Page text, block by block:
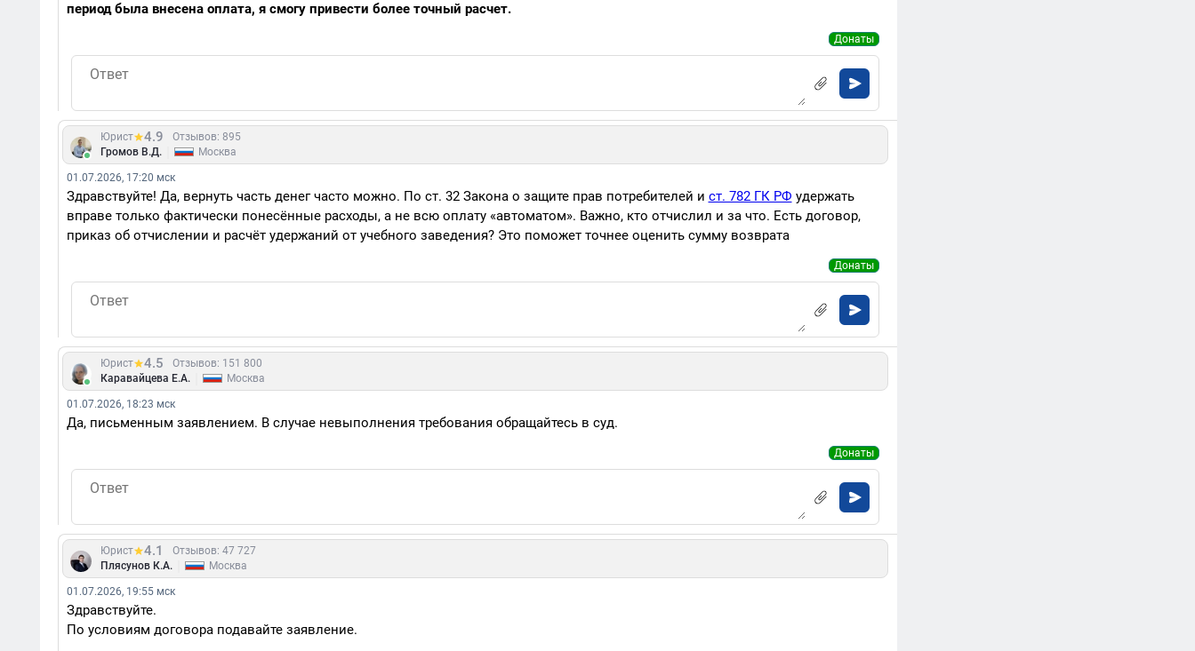
период была внесена оплата, я смогу привести более точный расчет.
Донаты
Юрист 4.9
Отзывов: 895
Громов В.Д.
Москва
01.07.2026, 17:20 мск
Здравствуйте! Да, вернуть часть денег часто можно. По ст. 32 Закона о защите прав потребителей и ст. 782 ГК РФ удержать
вправе только фактически понесённые расходы, а не всю оплату «автоматом». Важно, кто отчислил и за что. Есть договор,
приказ об отчислении и расчёт удержаний от учебного заведения? Это поможет точнее оценить сумму возврата
Донаты
Юрист 4.5
Отзывов: 151 800
Каравайцева Е.А.
Москва
01.07.2026, 18:23 мск
Да, письменным заявлением. В случае невыполнения требования обращайтесь в суд.
Донаты
Юрист 4.1
Отзывов: 47 727
Плясунов К.А.
Москва
01.07.2026, 19:55 мск
Здравствуйте.
По условиям договора подавайте заявление.